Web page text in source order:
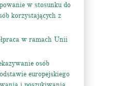
w stosunku do
korzystających z
w ramach Unii
osób
europejskiego